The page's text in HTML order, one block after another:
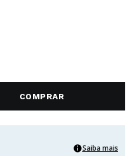
COMPRAR
Saiba mais